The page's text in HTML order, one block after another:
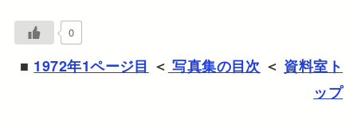
0
■ 1972年1ページ目 ＜ 写真集の目次 ＜ 資料室ト
ップ